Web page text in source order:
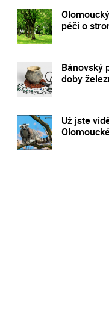
péči o
Bánovský
doby
Už jste